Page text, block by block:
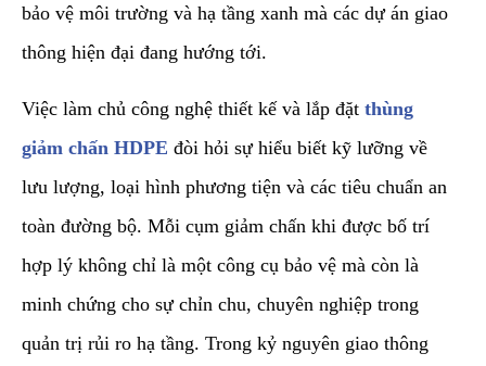
bảo vệ môi trường và hạ tầng xanh mà các dự án giao
thông hiện đại đang hướng tới.
​Việc làm chủ công nghệ thiết kế và lắp đặt thùng
giảm chấn HDPE đòi hỏi sự hiểu biết kỹ lưỡng về
lưu lượng, loại hình phương tiện và các tiêu chuẩn an
toàn đường bộ. Mỗi cụm giảm chấn khi được bố trí
hợp lý không chỉ là một công cụ bảo vệ mà còn là
minh chứng cho sự chỉn chu, chuyên nghiệp trong
quản trị rủi ro hạ tầng. Trong kỷ nguyên giao thông